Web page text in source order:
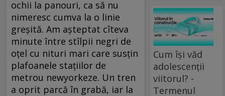
ochii la pa­nouri, ca să nu
nimeresc cumva la o li­nie
greșită. Am așteptat cîteva
minute între stîlpii negri de
oțel cu nituri mari care susțin
plafoanele stațiilor de
metrou newyorkeze. Un tren
a oprit parcă în grabă, iar la
Cum își văd
adolescenții
viitorul? -
Termenul